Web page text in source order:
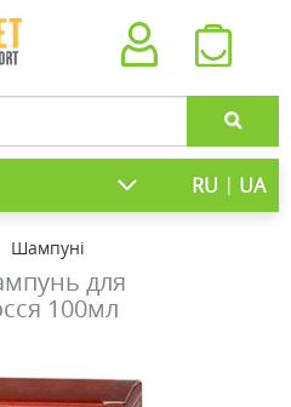
RU | UA
Шампуні
для
100мл